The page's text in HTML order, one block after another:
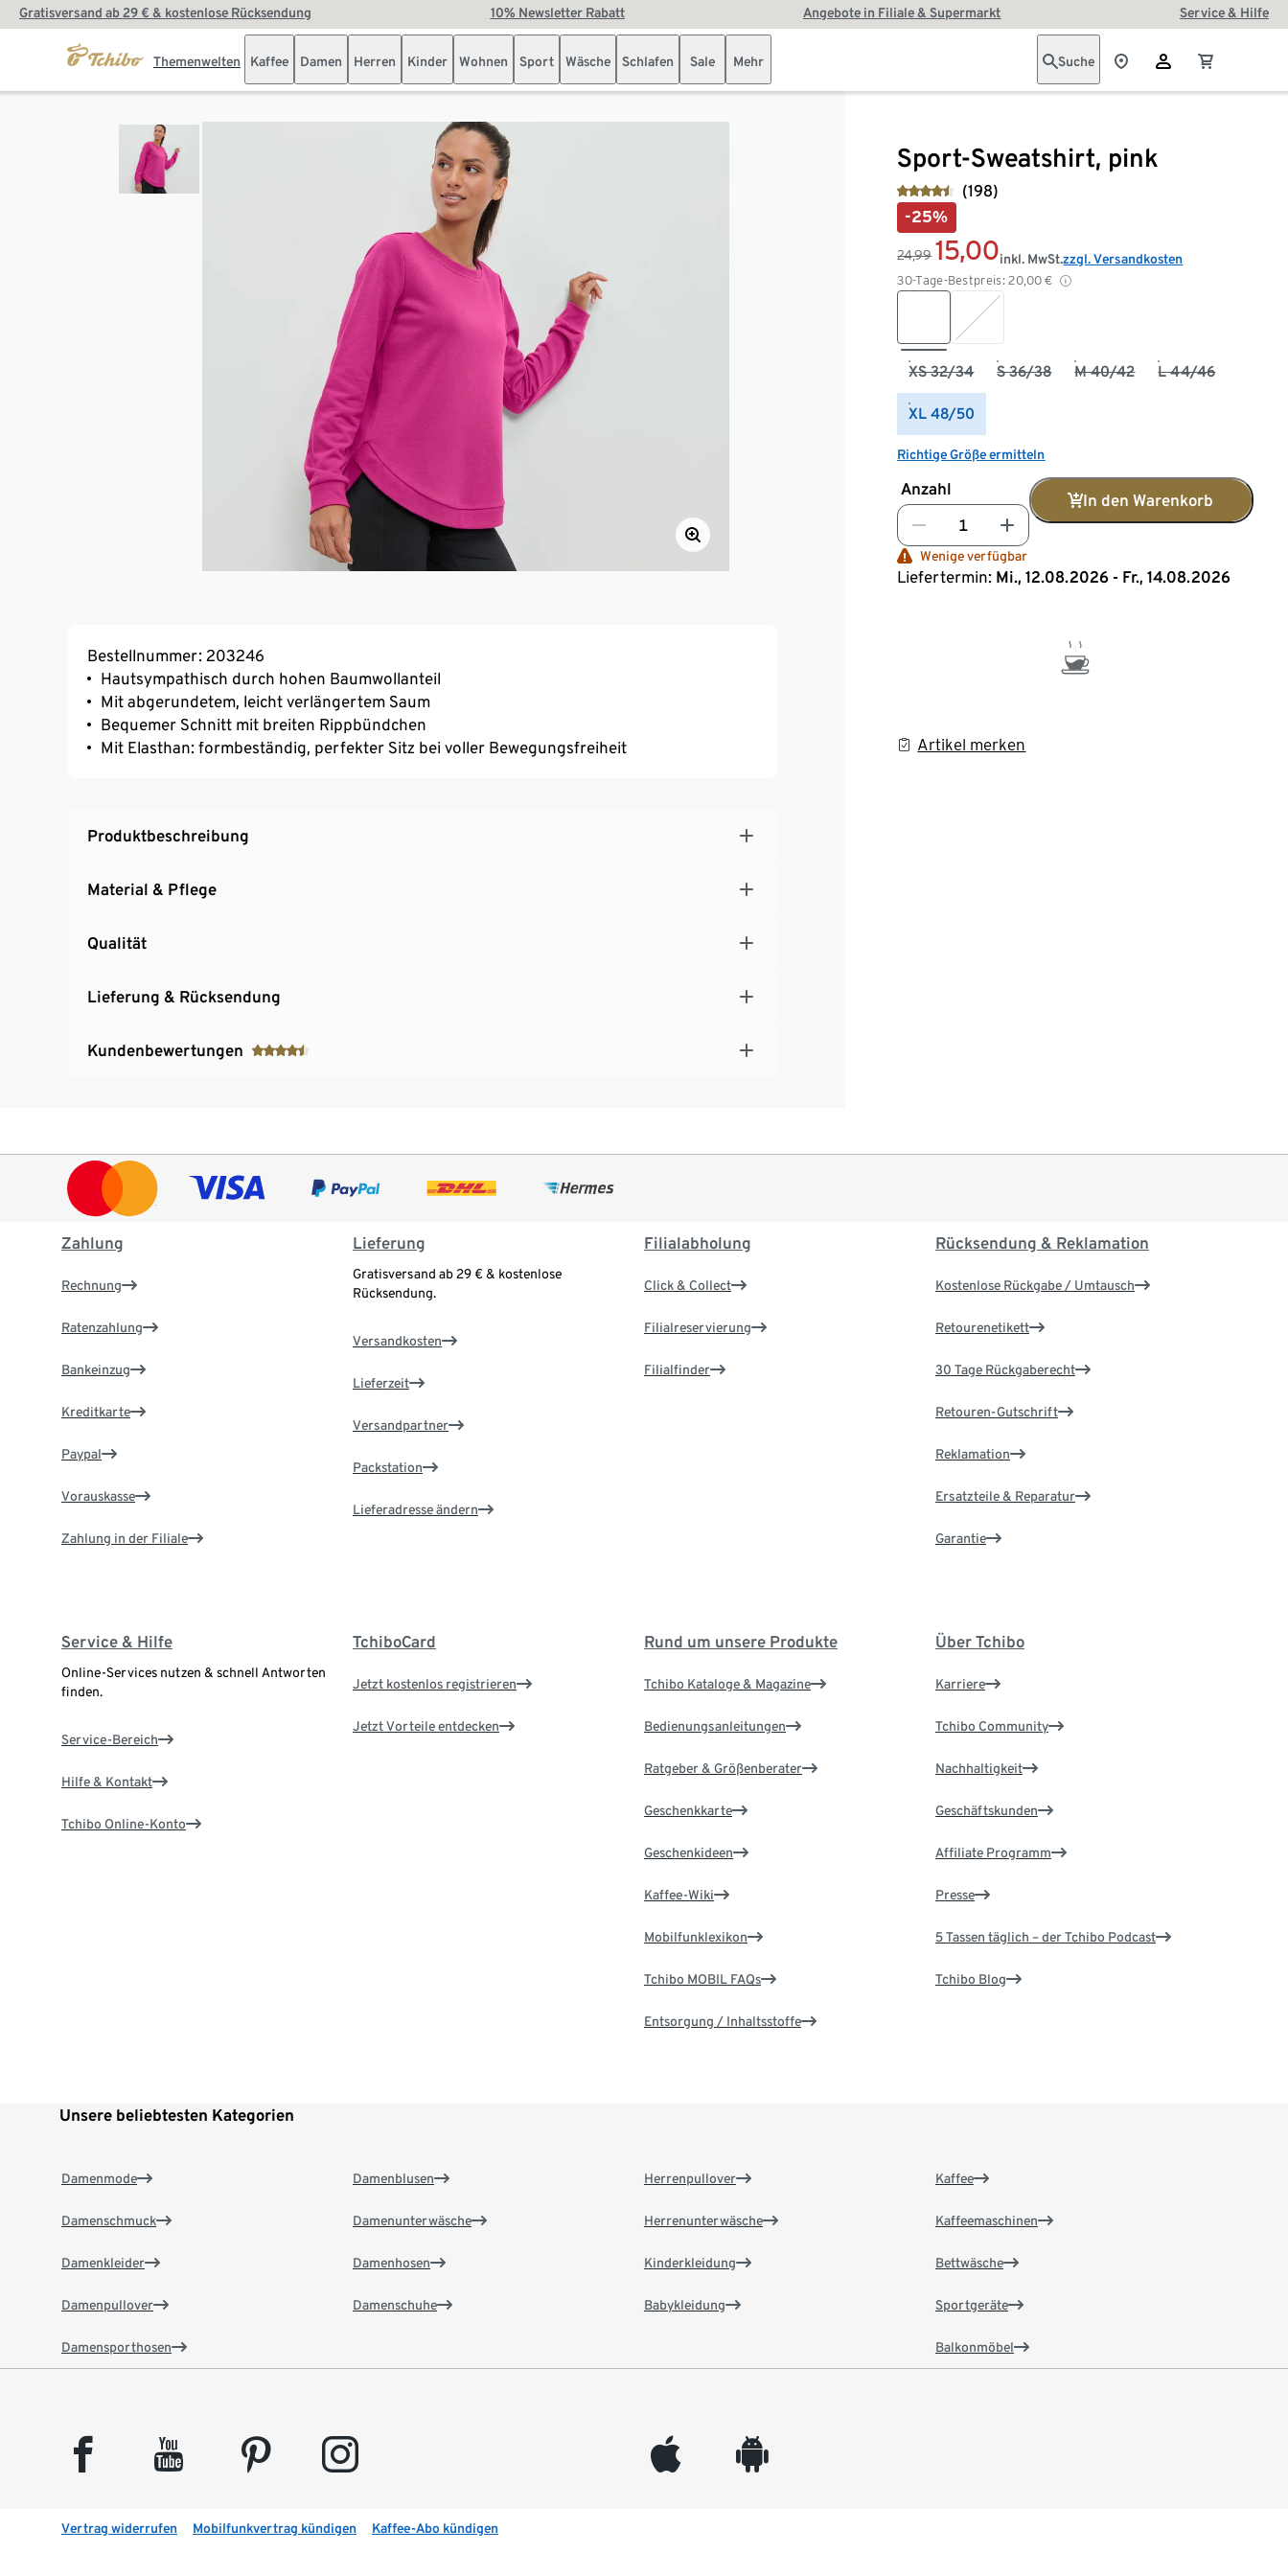
Gratisversand ab 29 € & kostenlose Rücksendung 10% Newsletter Rabatt Angebote in Filiale & Supermarkt Service & Hilfe
Themenwelten Kaffee Damen Herren Kinder Wohnen Sport Wäsche Schlafen Sale Mehr Suche
Sport-Sweatshirt, pink
(198)
-25%
24,99 15,00
30-Tage-Bestpreis: 20,00 €
inkl. MwSt.zzgl. Versandkosten
XS 32/34 S 36/38 M 40/42 L 44/46
XL 48/50
Richtige Größe ermitteln
Anzahl
In den Warenkorb
Wenige verfügbar
Liefertermin: Mi., 12.08.2026 - Fr., 14.08.2026
Artikel merken
Bestellnummer: 203246
Hautsympathisch durch hohen Baumwollanteil
Mit abgerundetem, leicht verlängertem Saum
Bequemer Schnitt mit breiten Rippbündchen
Mit Elasthan: formbeständig, perfekter Sitz bei voller Bewegungsfreiheit
Produktbeschreibung
Material & Pflege
Qualität
Lieferung & Rücksendung
Kundenbewertungen
Zahlung
Rechnung
Ratenzahlung
Bankeinzug
Kreditkarte
Paypal
Vorauskasse
Zahlung in der Filiale
Lieferung
Gratisversand ab 29 € & kostenlose
Rücksendung.
Versandkosten
Lieferzeit
Versandpartner
Packstation
Lieferadresse ändern
Filialabholung
Click & Collect
Filialreservierung
Filialfinder
Rücksendung & Reklamation
Kostenlose Rückgabe / Umtausch
Retourenetikett
30 Tage Rückgaberecht
Retouren-Gutschrift
Reklamation
Ersatzteile & Reparatur
Garantie
Service & Hilfe
Online-Services nutzen & schnell Antworten
finden.
Service-Bereich
Hilfe & Kontakt
Tchibo Online-Konto
TchiboCard
Jetzt kostenlos registrieren
Jetzt Vorteile entdecken
Rund um unsere Produkte
Tchibo Kataloge & Magazine
Bedienungsanleitungen
Ratgeber & Größenberater
Geschenkkarte
Geschenkideen
Kaffee-Wiki
Mobilfunklexikon
Tchibo MOBIL FAQs
Entsorgung / Inhaltsstoffe
Über Tchibo
Karriere
Tchibo Community
Nachhaltigkeit
Geschäftskunden
Affiliate Programm
Presse
5 Tassen täglich – der Tchibo Podcast
Tchibo Blog
Unsere beliebtesten Kategorien
Damenmode
Damenschmuck
Damenkleider
Damenpullover
Damensporthosen
Damenblusen
Damenunterwäsche
Damenhosen
Damenschuhe
Herrenpullover
Herrenunterwäsche
Kinderkleidung
Babykleidung
Kaffee
Kaffeemaschinen
Bettwäsche
Sportgeräte
Balkonmöbel
facebook youtube pinterest instagram appleinc android
Vertrag widerrufen Mobilfunkvertrag kündigen Kaffee-Abo kündigen